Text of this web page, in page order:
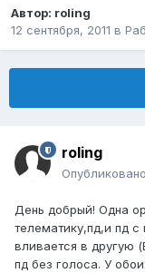
Автор: roling
12 сентября, 2011 в
roling
Опубликовано
День добрый! Одна
телематику,пд,и пд с
вливается в другую
пд без голоса. У